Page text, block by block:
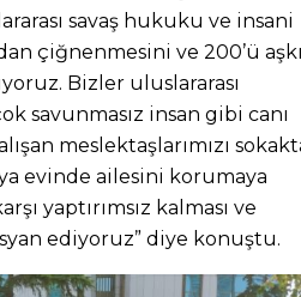
savaş hukuku ve insani
çiğnenmesini ve 200’ü
Bizler uluslararası
savunmasız insan gibi canı
meslektaşlarımızı
evinde ailesini korumaya
yaptırımsız kalması ve
ediyoruz” diye konuştu.